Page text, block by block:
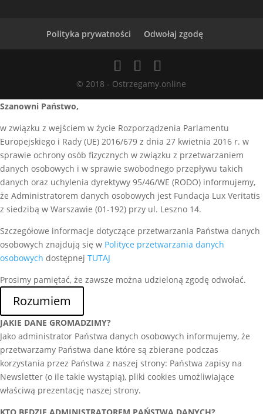
Polityka prywatności Odwołaj zgodę
© 2018 - Ostrzegamy.online
Szanowni Państwo,
w związku z wejściem w życie Rozporządzenia Parlamentu
Europejskiego i Rady (UE) 2016/679 z dnia 27 kwietnia 2016 r. w
sprawie ochrony osób fizycznych w związku z przetwarzaniem
danych osobowych i w sprawie swobodnego przepływu takich
danych oraz uchylenia dyrektywy 95/46/WE (RODO) informujemy,
że Administratorem danych osobowych jest Fundacja Lux Veritatis
z siedzibą w Warszawie (01-192) przy ul. Leszno 14.
Szczegółowe informacje dotyczące przetwarzania Państwa danych
osobowych znajdują się w Polityce przetwarzania danych
osobowych dostępnej TUTAJ
Prosimy pamiętać, że zawsze można udzieloną zgodę odwołać.
Rozumiem
JAKIE DANE GROMADZIMY?
Jako administrator Państwa danych osobowych informujemy, że
przetwarzamy Państwa dane które są zbierane podczas
korzystania przez Państwa z naszej strony: Państwa zapisy na
Newsletter (o ile takie wystąpią), pliki cookies umożliwiające
właściwą prezentację naszej strony.